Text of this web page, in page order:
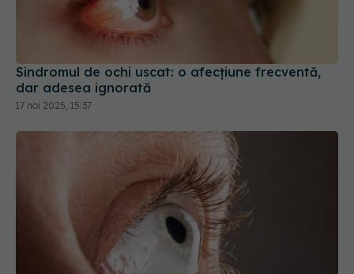
Sindromul de ochi uscat: o afecțiune frecventă,
dar adesea ignorată
17 noi 2025, 15:37